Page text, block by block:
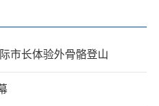
市长体验外骨骼登山